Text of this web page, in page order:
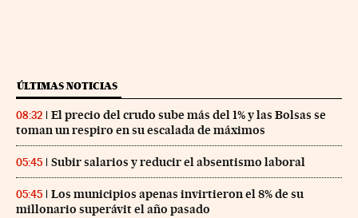
ÚLTIMAS NOTICIAS
08:32
El precio del crudo sube más del 1% y las Bolsas se
toman un respiro en su escalada de máximos
05:45 Subir salarios y reducir el absentismo laboral
05:45
Los municipios apenas invirtieron el 8% de su
millonario superávit el año pasado